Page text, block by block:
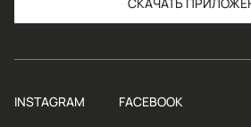
INSTAGRAM FACEBOOK